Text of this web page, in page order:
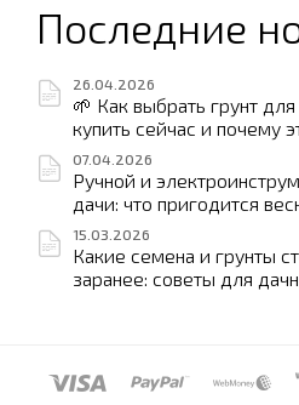
Последние
26.04.2026
🌱 Как выбрать грунт для
купить сейчас и почему
07.04.2026
Ручной и
дачи: что пригодится
15.03.2026
Какие семена и грунты
заранее: советы для